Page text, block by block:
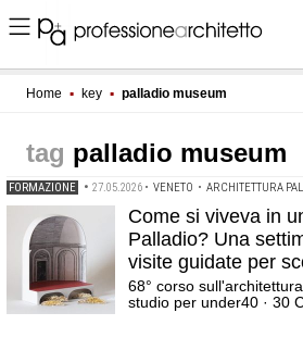
Home ▪ key ▪ palladio museum
palladio museum
FORMAZIONE • 27.05.2026 • VENETO • ARCHITETTURA
Come si viveva in
Palladio? Una
visite guidate per
68° corso
studio per under40 · 30